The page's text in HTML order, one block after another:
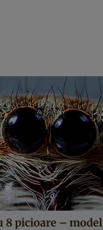
8 picioare – model